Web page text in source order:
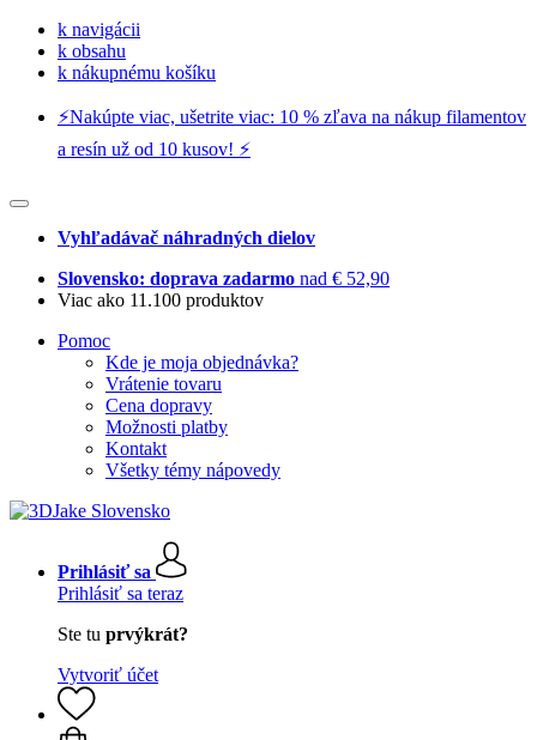
k navigácii
k obsahu
k nákupnému košíku
⚡️Nakúpte viac, ušetrite viac: 10 % zľava na nákup filamentov
a resín už od 10 kusov! ⚡️
Vyhľadávač náhradných dielov
Slovensko: doprava zadarmo nad € 52,90
Viac ako 11.100 produktov
Pomoc
Kde je moja objednávka?
Vrátenie tovaru
Cena dopravy
Možnosti platby
Kontakt
Všetky témy nápovedy
Prihlásiť sa
Prihlásiť sa teraz
Ste tu prvýkrát?
Vytvoriť účet